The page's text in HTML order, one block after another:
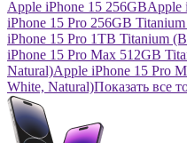
Apple iPhone 15 256GBApple
iPhone 15 Pro 256GB
iPhone 15 Pro 1TB Titanium
iPhone 15 Pro Max 512GB
Natural)Apple iPhone 15 Pro
White, Natural)Показать все